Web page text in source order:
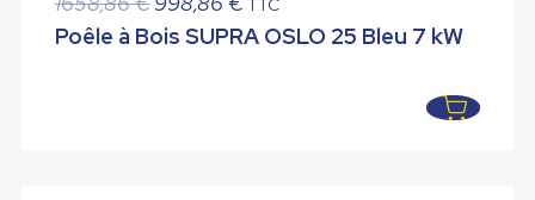
prix
prix
TTC
Poêle à Bois SUPRA OSLO 25 Bleu 7 kW